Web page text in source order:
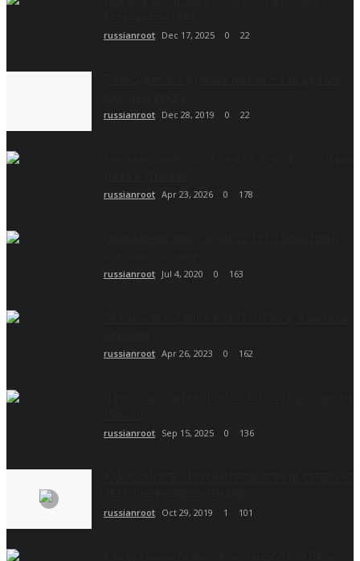
russianroot Dec 17, 2025 0 22
russianroot Dec 28, 2019 0 22
russianroot Apr 23, 2026 0 178
russianroot Jul 4, 2020 0 163
russianroot Apr 26, 2023 0 162
russianroot Sep 15, 2025 0 136
russianroot Oct 29, 2019 1 101